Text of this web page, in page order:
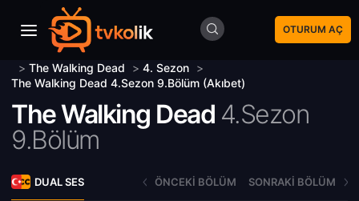
OTURUM AÇ
> The Walking Dead > 4. Sezon >
The Walking Dead 4.Sezon 9.Bölüm (Akıbet)
The Walking Dead 4.Sezon
9.Bölüm
DUAL SES ÖNCEKI BÖLÜM SONRAKI BÖLÜM